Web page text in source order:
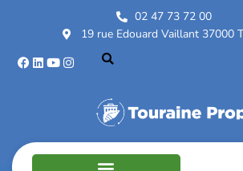
02 47 73 72 00
19 rue Edouard Vaillant 37000